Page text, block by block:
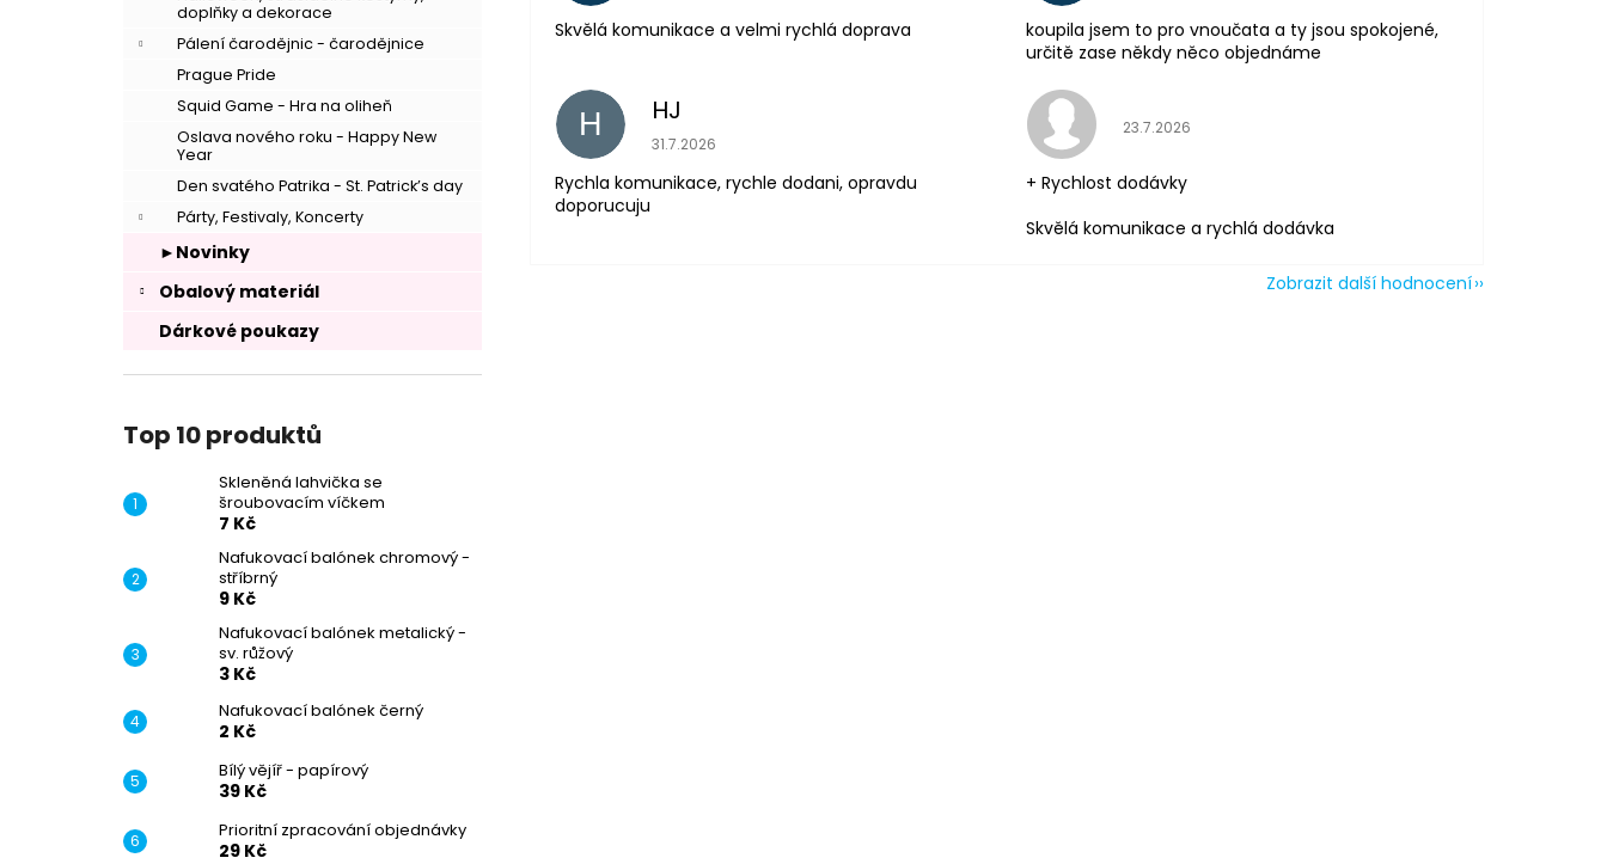
doplňky a dekorace
Pálení čarodějnic - čarodějnice
Prague Pride
Squid Game - Hra na oliheň
Oslava nového roku - Happy New
Year
Den svatého Patrika - St. Patrick’s day
Párty, Festivaly, Koncerty
►Novinky
Obalový materiál
Dárkové poukazy
Top 10 produktů
Skleněná lahvička se
šroubovacím víčkem
7 Kč
Nafukovací balónek chromový -
stříbrný
9 Kč
Nafukovací balónek metalický -
sv. růžový
3 Kč
Nafukovací balónek černý
2 Kč
Bílý vějíř - papírový
39 Kč
Prioritní zpracování objednávky
29 Kč
Skvělá komunikace a velmi rychlá doprava
koupila jsem to pro vnoučata a ty jsou spokojené,
určitě zase někdy něco objednáme
H HJ
Hodnocení obchodu je 5 z 5 hvězdiček.
31.7.2026
Rychla komunikace, rychle dodani, opravdu
doporucuju
Hodnocení obchodu je 5 z 5 hvězdiček.
23.7.2026
+ Rychlost dodávky
Skvělá komunikace a rychlá dodávka
Zobrazit další hodnocení